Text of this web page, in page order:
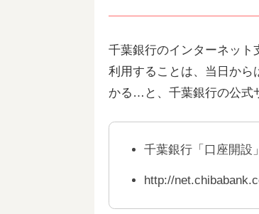
千葉銀行のインターネット
利用することは、当日から
かる…と、千葉銀行の公式
千葉銀行「口座開設」
http://